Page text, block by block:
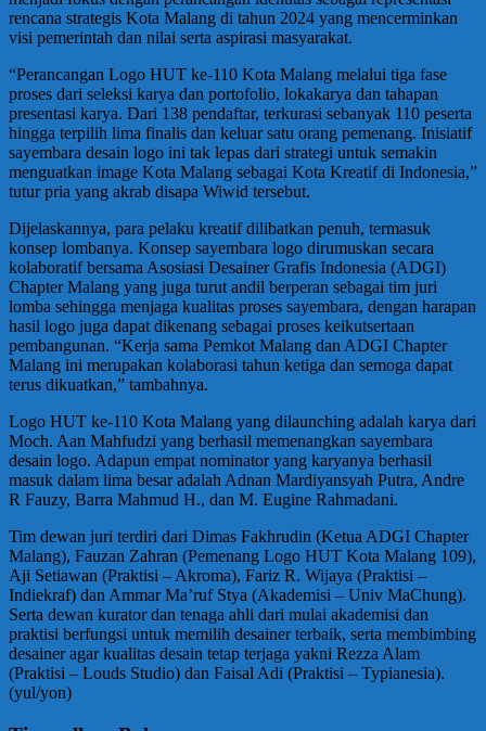
rencana strategis Kota Malang di tahun 2024 yang mencerminkan
visi pemerintah dan nilai serta aspirasi masyarakat.
“Perancangan Logo HUT ke-110 Kota Malang melalui tiga fase
proses dari seleksi karya dan portofolio, lokakarya dan tahapan
presentasi karya. Dari 138 pendaftar, terkurasi sebanyak 110 peserta
hingga terpilih lima finalis dan keluar satu orang pemenang. Inisiatif
sayembara desain logo ini tak lepas dari strategi untuk semakin
menguatkan image Kota Malang sebagai Kota Kreatif di Indonesia,”
tutur pria yang akrab disapa Wiwid tersebut.
Dijelaskannya, para pelaku kreatif dilibatkan penuh, termasuk
konsep lombanya. Konsep sayembara logo dirumuskan secara
kolaboratif bersama Asosiasi Desainer Grafis Indonesia (ADGI)
Chapter Malang yang juga turut andil berperan sebagai tim juri
lomba sehingga menjaga kualitas proses sayembara, dengan harapan
hasil logo juga dapat dikenang sebagai proses keikutsertaan
pembangunan. “Kerja sama Pemkot Malang dan ADGI Chapter
Malang ini merupakan kolaborasi tahun ketiga dan semoga dapat
terus dikuatkan,” tambahnya.
Logo HUT ke-110 Kota Malang yang dilaunching adalah karya dari
Moch. Aan Mahfudzi yang berhasil memenangkan sayembara
desain logo. Adapun empat nominator yang karyanya berhasil
masuk dalam lima besar adalah Adnan Mardiyansyah Putra, Andre
R Fauzy, Barra Mahmud H., dan M. Eugine Rahmadani.
Tim dewan juri terdiri dari Dimas Fakhrudin (Ketua ADGI Chapter
Malang), Fauzan Zahran (Pemenang Logo HUT Kota Malang 109),
Aji Setiawan (Praktisi – Akroma), Fariz R. Wijaya (Praktisi –
Indiekraf) dan Ammar Ma’ruf Stya (Akademisi – Univ MaChung).
Serta dewan kurator dan tenaga ahli dari mulai akademisi dan
praktisi berfungsi untuk memilih desainer terbaik, serta membimbing
desainer agar kualitas desain tetap terjaga yakni Rezza Alam
(Praktisi – Louds Studio) dan Faisal Adi (Praktisi – Typianesia).
(yul/yon)